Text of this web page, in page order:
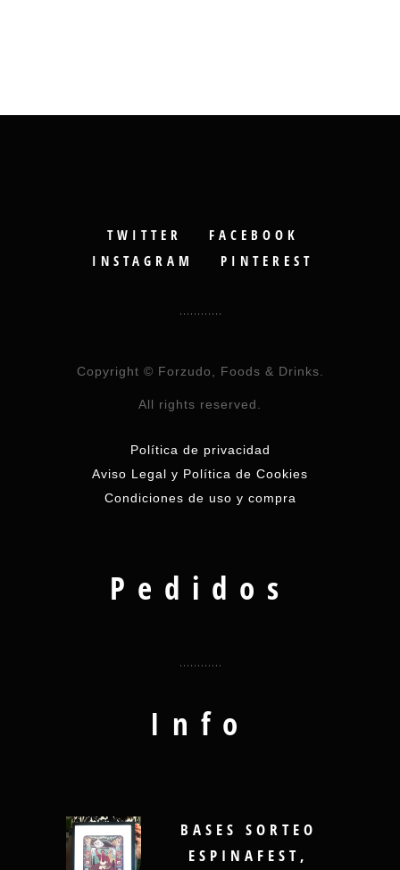
TWITTER
FACEBOOK
INSTAGRAM
PINTEREST
Copyright © Forzudo, Foods & Drinks.
All rights reserved.
Política de privacidad
Aviso Legal y Política de Cookies
Condiciones de uso y compra
Pedidos
Info
BASES SORTEO
ESPINAFEST,